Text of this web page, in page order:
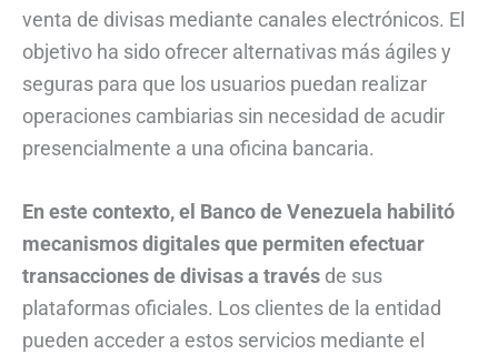
venta de divisas mediante canales electrónicos. El
objetivo ha sido ofrecer alternativas más ágiles y
seguras para que los usuarios puedan realizar
operaciones cambiarias sin necesidad de acudir
presencialmente a una oficina bancaria.
En este contexto, el Banco de Venezuela habilitó
mecanismos digitales que permiten efectuar
transacciones de divisas a través de sus
plataformas oficiales. Los clientes de la entidad
pueden acceder a estos servicios mediante el